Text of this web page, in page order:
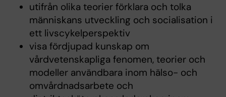
utifrån olika teorier förklara och tolka
människans utveckling och socialisation i
ett livscykelperspektiv
visa fördjupad kunskap om
vårdvetenskapliga fenomen, teorier och
modeller användbara inom hälso- och
omvårdnadsarbete och